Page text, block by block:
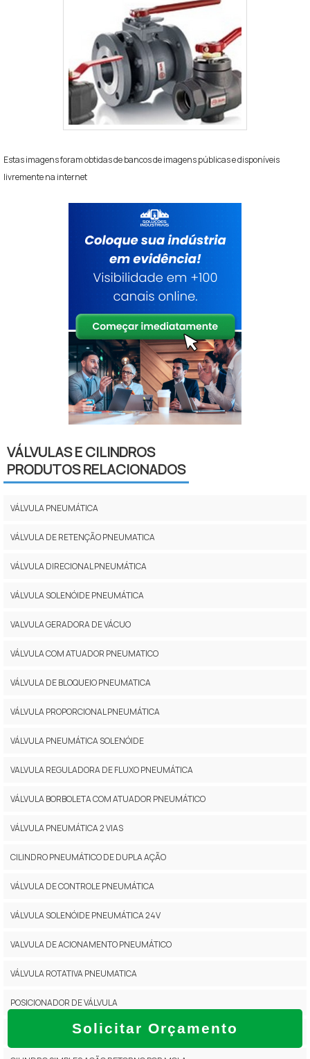
Estas imagens foram obtidas de bancos de imagens públicas e disponíveis
livremente na internet
Solicitar Orçamento
VÁLVULAS E CILINDROS
PRODUTOS RELACIONADOS
VÁLVULA PNEUMÁTICA
VÁLVULA DE RETENÇÃO PNEUMATICA
VÁLVULA DIRECIONAL PNEUMÁTICA
VÁLVULA SOLENÓIDE PNEUMÁTICA
VALVULA GERADORA DE VÁCUO
VÁLVULA COM ATUADOR PNEUMATICO
VÁLVULA DE BLOQUEIO PNEUMATICA
VÁLVULA PROPORCIONAL PNEUMÁTICA
VÁLVULA PNEUMÁTICA SOLENÓIDE
VALVULA REGULADORA DE FLUXO PNEUMÁTICA
VÁLVULA BORBOLETA COM ATUADOR PNEUMÁTICO
VÁLVULA PNEUMÁTICA 2 VIAS
CILINDRO PNEUMÁTICO DE DUPLA AÇÃO
VÁLVULA DE CONTROLE PNEUMÁTICA
VÁLVULA SOLENÓIDE PNEUMÁTICA 24V
VALVULA DE ACIONAMENTO PNEUMÁTICO
VÁLVULA ROTATIVA PNEUMATICA
POSICIONADOR DE VÁLVULA
VÁLVULA BORBOLETA PNEUMÁTICA